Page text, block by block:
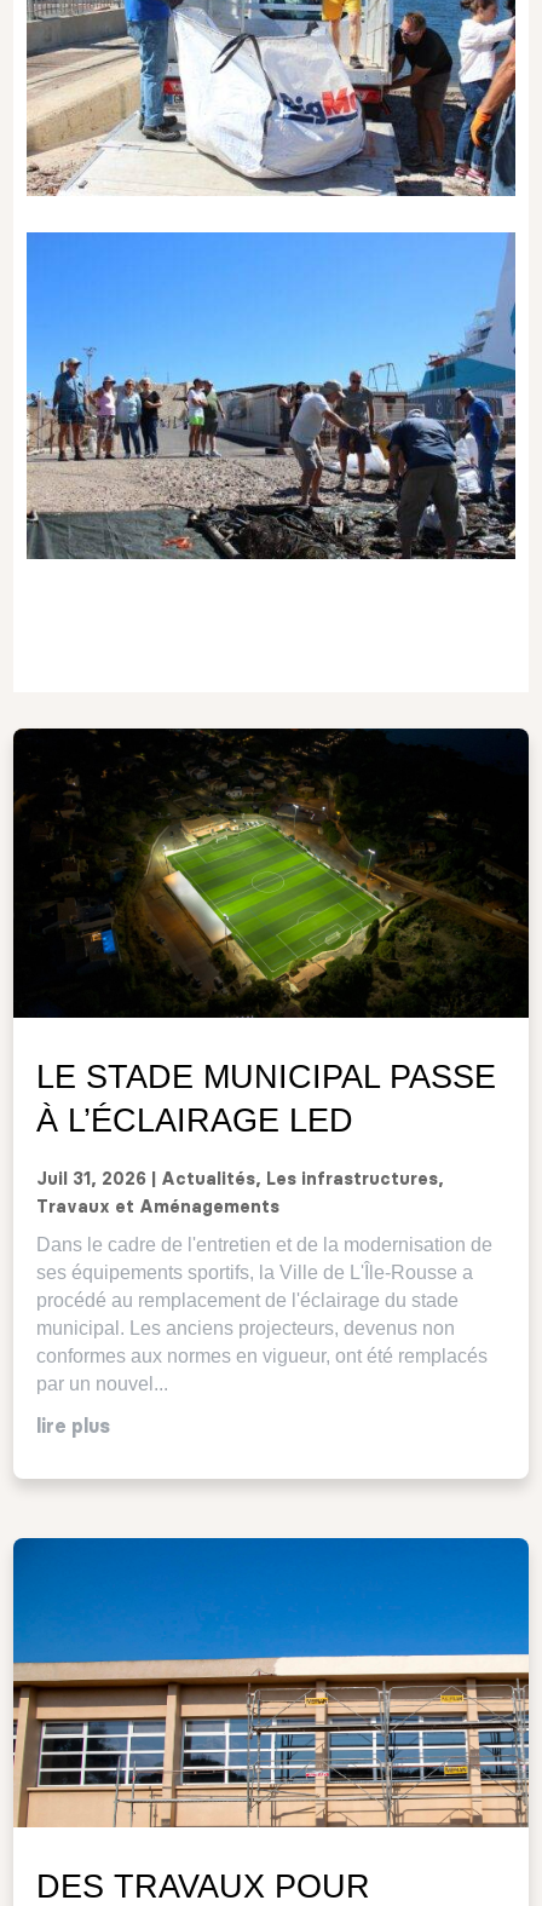
LE STADE MUNICIPAL PASSE
À L’ÉCLAIRAGE LED
Juil 31, 2026 Actualités, Les infrastructures,
Travaux et Aménagements
Dans le cadre de l'entretien et de la modernisation de
ses équipements sportifs, la Ville de L'Île-Rousse a
procédé au remplacement de l'éclairage du stade
municipal. Les anciens projecteurs, devenus non
conformes aux normes en vigueur, ont été remplacés
par un nouvel...
lire plus
DES TRAVAUX POUR